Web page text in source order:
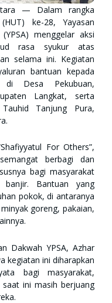
— Dalam rangka
ke-28, Yayasan
menggelar aksi
rasa syukur atas
selama ini. Kegiatan
bantuan kepada
di Desa Pekubuan,
Langkat, serta
Tanjung Pura,
For Others”,
berbagi dan
bagi masyarakat
Bantuan yang
pokok, di antaranya
goreng, pakaian,
Dakwah YPSA, Azhar
kegiatan ini diharapkan
bagi masyarakat,
ini masih berjuang